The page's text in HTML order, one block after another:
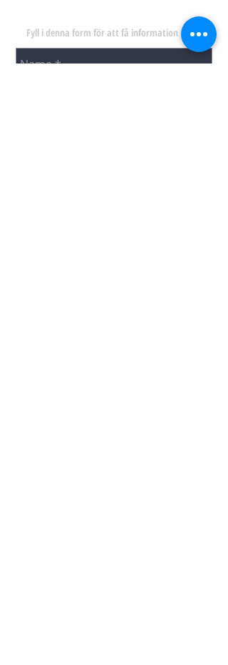
Fyll i denna form för att få information